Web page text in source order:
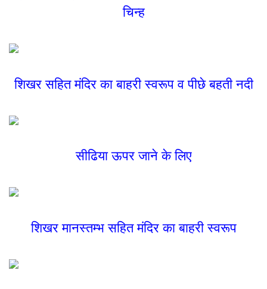
चिन्ह
शिखर सहित मंदिर का बाहरी स्वरूप व पीछे बहती नदी
सीढिया ऊपर जाने के लिए
शिखर मानस्तम्भ सहित मंदिर का बाहरी स्वरूप